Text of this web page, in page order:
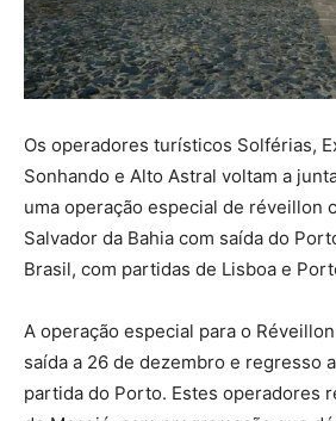
Os operadores turísticos Solférias,
Sonhando e Alto Astral voltam a
uma operação especial de réveillon
Salvador da Bahia com saída do
Brasil, com partidas de Lisboa e
A operação especial para o
saída a 26 de dezembro e regresso
partida do Porto. Estes operadores